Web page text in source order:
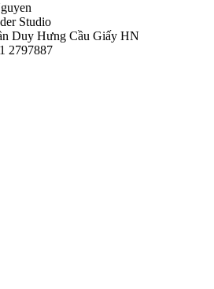
Studio
Duy Hưng Cầu Giấy HN
2797887